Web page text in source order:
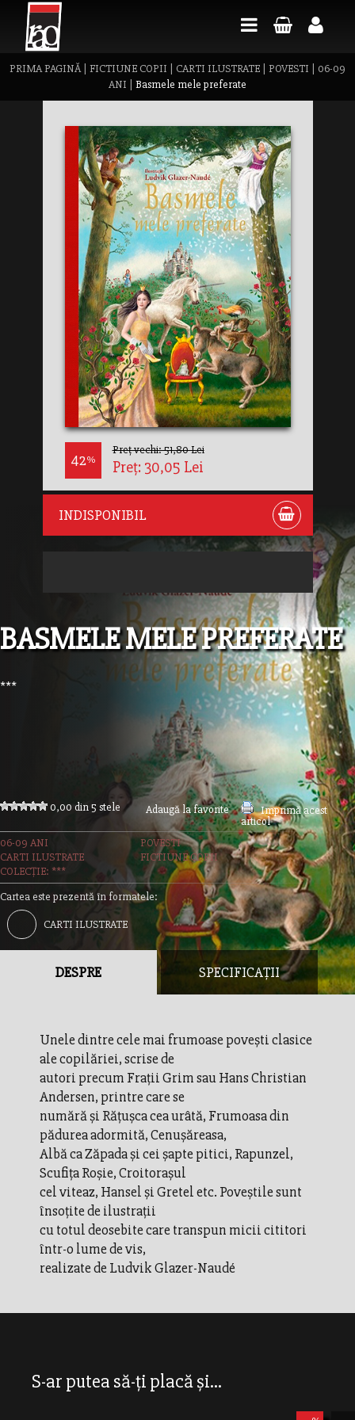
PRIMA PAGINĂ| FICTIUNE COPII CARTI ILUSTRATE POVESTI
06-09
ANI
Basmele mele preferate
42%
Preț vechi: 51,80 Lei
Preț: 30,05 Lei
INDISPONIBIL
BASMELE MELE PREFERATE
***
0,00 din 5 stele Adaugă la favorite
Imprimă acest
articol
06-09 ANI
POVESTI
CARTI ILUSTRATE
FICTIUNE COPII
COLECȚIE: ***
Cartea este prezentă în formatele:
CARTI ILUSTRATE
DESPRE SPECIFICAȚII
Unele dintre cele mai frumoase poveşti clasice
ale copilăriei, scrise de
autori precum Fraţii Grim sau Hans Christian
Andersen, printre care se
numără şi Răţuşca cea urâtă, Frumoasa din
pădurea adormită, Cenuşăreasa,
Albă ca Zăpada şi cei şapte pitici, Rapunzel,
Scufiţa Roşie, Croitoraşul
cel viteaz, Hansel şi Gretel etc. Poveştile sunt
însoţite de ilustraţii
cu totul deosebite care transpun micii cititori
într-o lume de vis,
realizate de Ludvik Glazer-Naudé
S-ar putea să-ți placă și...